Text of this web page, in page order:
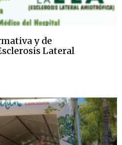
y de
Lateral